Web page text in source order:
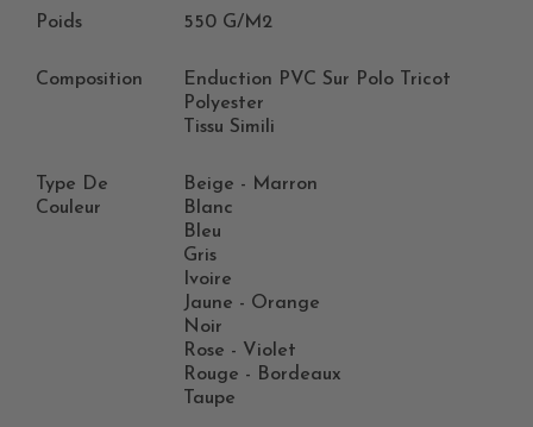
Poids 550 G/m2
Composition
Enduction PVC Sur Polo Tricot
Polyester
Tissu Simili
Type De
Couleur
Beige - Marron
Blanc
Bleu
Gris
Ivoire
Jaune - Orange
Noir
Rose - Violet
Rouge - Bordeaux
Taupe